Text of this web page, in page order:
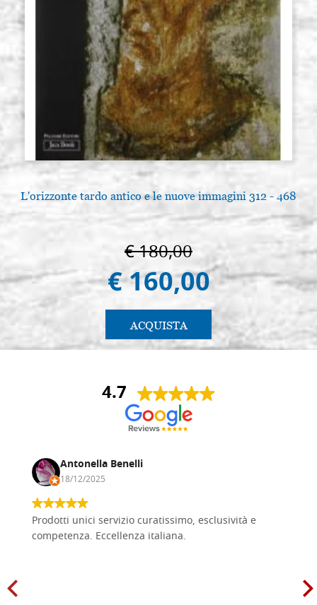
L'orizzonte tardo antico e le nuove immagini 312 - 468
€ 180,00
€ 160,00
ACQUISTA
4.7
Antonella Benelli
18/12/2025
Prodotti unici servizio curatissimo, esclusività e
competenza. Eccellenza italiana.